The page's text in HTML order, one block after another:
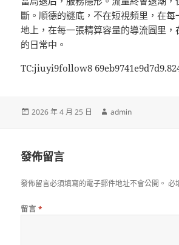
斷。順德的謎底，不在短視頻里，在每
地上，在每一張精算容量的導流圖里，
的日常中。
TC:jiuyi9follow8
發
2026 年 4 月 25 日
作
admin
發佈留言
發佈留言必須填寫的電子郵件地址不會公開。 必
留言 *